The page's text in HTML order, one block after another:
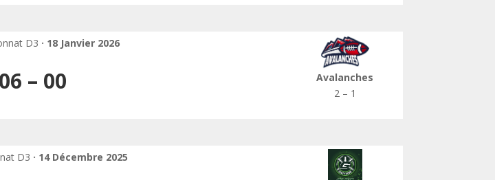
D3 · 18 Janvier 2026
06 – 00
Avalanches
2 – 1
D3 · 14 Décembre 2025